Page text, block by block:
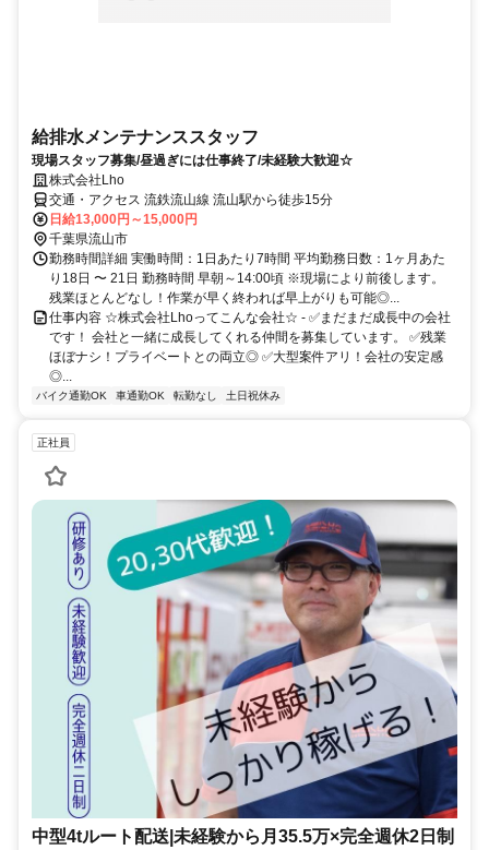
給排水メンテナンススタッフ
現場スタッフ募集/昼過ぎには仕事終了/未経験大歓迎☆
株式会社Lho
交通・アクセス 流鉄流山線 流山駅から徒歩15分
日給13,000円～15,000円
千葉県流山市
勤務時間詳細 実働時間：1日あたり7時間 平均勤務日数：1ヶ月あた
り18日 〜 21日 勤務時間 早朝～14:00頃 ※現場により前後します。
残業ほとんどなし！作業が早く終われば早上がりも可能◎...
仕事内容 ☆株式会社Lhoってこんな会社☆ - ✅まだまだ成長中の会社
です！ 会社と一緒に成長してくれる仲間を募集しています。 ✅残業
ほぼナシ！プライベートとの両立◎ ✅大型案件アリ！会社の安定感
◎...
バイク通勤OK 車通勤OK 転勤なし 土日祝休み
正社員
中型4tルート配送|未経験から月35.5万×完全週休2日制